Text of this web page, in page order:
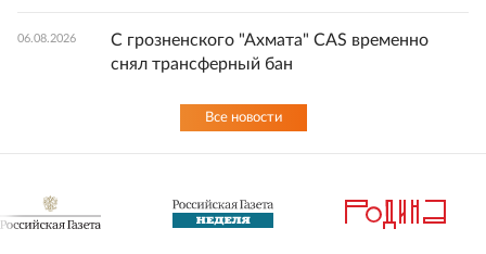
06.08.2026
С грозненского "Ахмата" CAS временно
снял трансферный бан
Все новости